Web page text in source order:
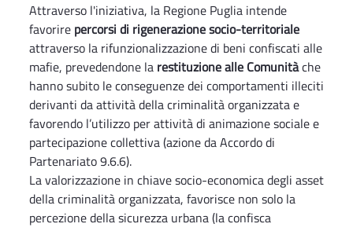
Attraverso l'iniziativa, la Regione Puglia intende
favorire percorsi di rigenerazione socio-territoriale
attraverso la rifunzionalizzazione di beni confiscati alle
mafie, prevedendone la restituzione alle Comunitàche
hanno subito le conseguenze dei comportamenti illeciti
derivanti da attività della criminalità organizzata e
favorendo l’utilizzo per attività di animazione sociale e
partecipazione collettiva (azione da Accordo di
Partenariato 9.6.6).
La valorizzazione in chiave socio-economica degli asset
della criminalità organizzata, favorisce non solo la
percezione della sicurezza urbana (la confisca